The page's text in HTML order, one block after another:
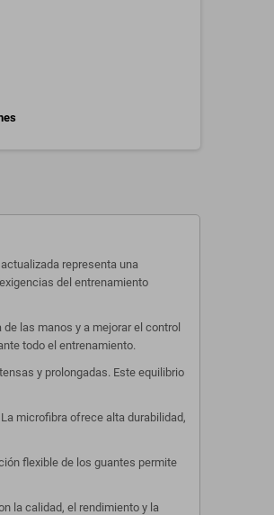
representa una
del entrenamiento
las manos y a mejorar el control
todo el entrenamiento.
y prolongadas. Este equilibrio
microfibra ofrece alta durabilidad,
flexible de los guantes permite
la calidad, el rendimiento y la